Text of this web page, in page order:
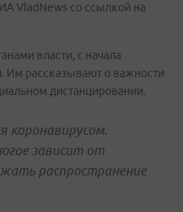
VladNews со ссылкой на
власти, с начала
Им рассказывают о важности
дистанцировании.
коронавирусом.
зависит от
распространение